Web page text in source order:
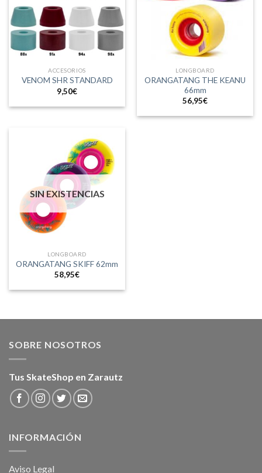
ACCESORIOS
VENOM SHR STANDARD
9,50€
LONGBOARD
ORANGATANG THE KEANU
66mm
56,95€
SIN EXISTENCIAS
LONGBOARD
ORANGATANG SKIFF 62mm
58,95€
SOBRE NOSOTROS
Tus SkateShop en Zarautz
INFORMACIÓN
Aviso Legal